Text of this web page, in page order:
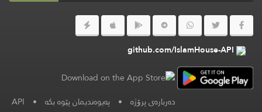
github.com/IslamHouse-API
دەربارەی پرۆژە • پەیوەندیمان پێوە بکە •
API